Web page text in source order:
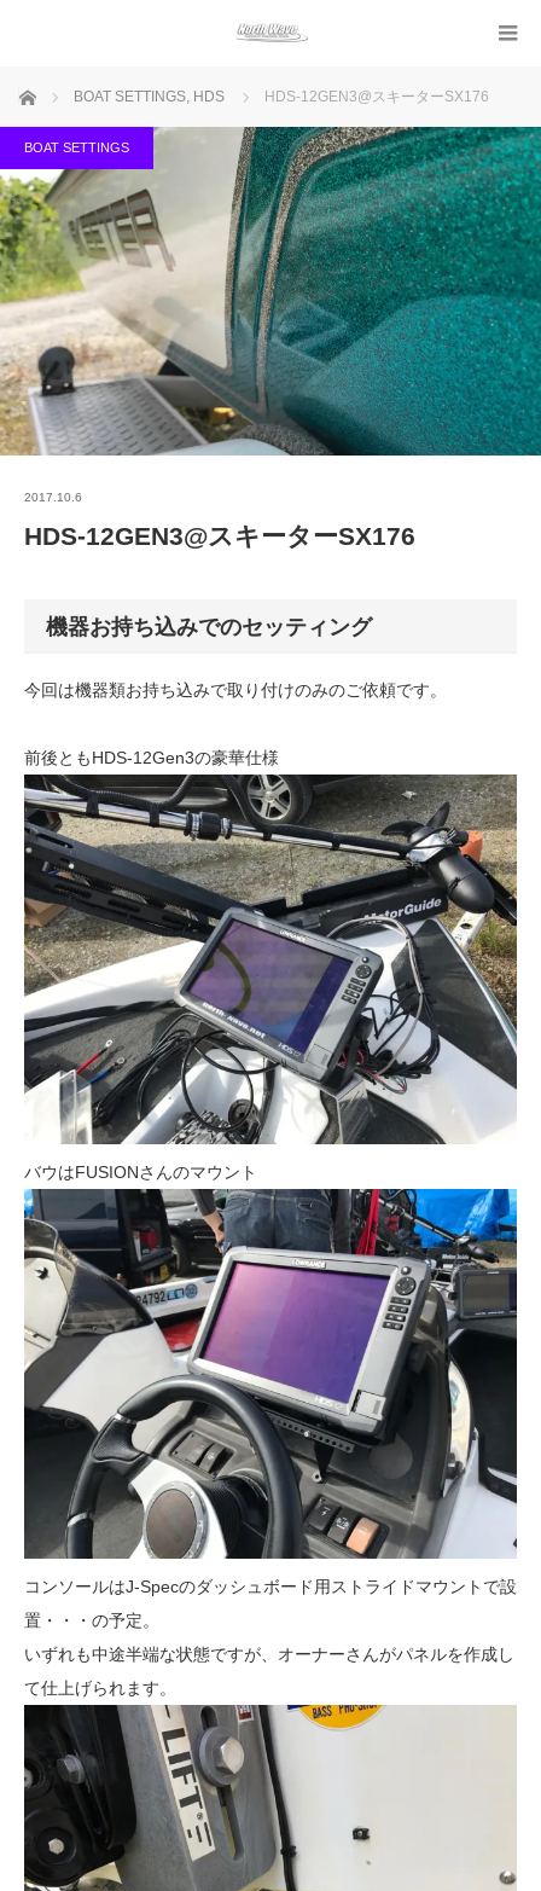
ホーム BOAT SETTINGS, HDS HDS-12GEN3@スキーターSX176
BOAT SETTINGS
2017.10.6
HDS-12GEN3@スキーターSX176
機器お持ち込みでのセッティング
今回は機器類お持ち込みで取り付けのみのご依頼です。
前後ともHDS-12Gen3の豪華仕様
バウはFUSIONさんのマウント
コンソールはJ-Specのダッシュボード用ストライドマウントで設
置・・・の予定。
いずれも中途半端な状態ですが、オーナーさんがパネルを作成し
て仕上げられます。